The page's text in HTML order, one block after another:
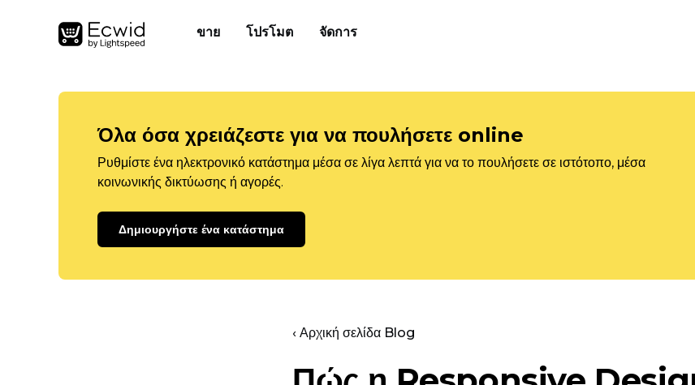
ขาย โปรโมต จัดการ
Όλα όσα χρειάζεστε για να πουλήσετε online
Ρυθμίστε ένα ηλεκτρονικό κατάστημα μέσα σε λίγα λεπτά για να το πουλήσετε σε ιστότοπο, μέσα
κοινωνικής δικτύωσης ή αγορές.
Δημιουργήστε ένα κατάστημα
‹ Αρχική σελίδα Blog